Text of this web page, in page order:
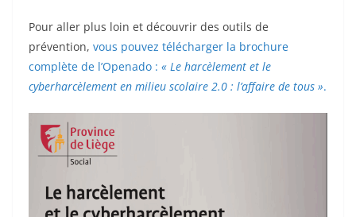
Pour aller plus loin et découvrir des outils de
prévention, vous pouvez télécharger la brochure
complète de l’Openado : « Le harcèlement et le
cyberharcèlement en milieu scolaire 2.0 : l’affaire de tous ».